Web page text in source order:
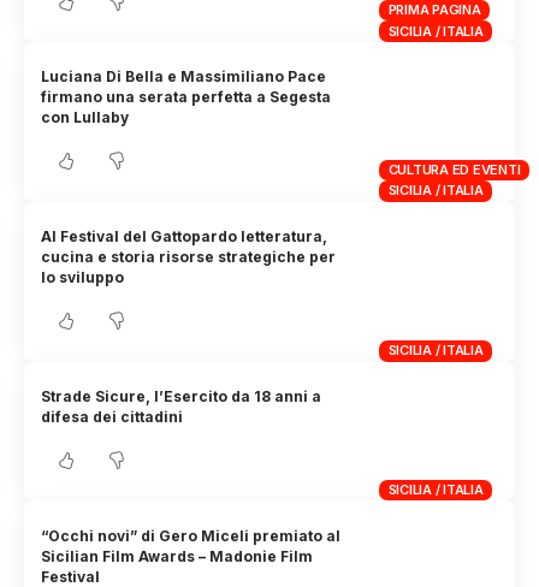
PRIMA PAGINA
SICILIA / ITALIA
CULTURA ED EVENTI
SICILIA / ITALIA
Luciana Di Bella e Massimiliano Pace
firmano una serata perfetta a Segesta
con Lullaby
SICILIA / ITALIA
Al Festival del Gattopardo letteratura,
cucina e storia risorse strategiche per
lo sviluppo
SICILIA / ITALIA
Strade Sicure, l’Esercito da 18 anni a
difesa dei cittadini
“Occhi novi” di Gero Miceli premiato al
Sicilian Film Awards – Madonie Film
Festival